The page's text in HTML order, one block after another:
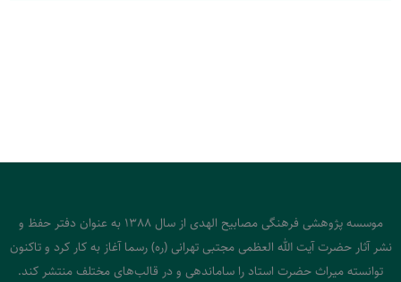
موسسه پژوهشی فرهنگی مصابیح الهدی از سال 1388 به عنوان دفتر حفظ و
نشر آثار حضرت آیت الله العظمی مجتبی تهرانی (ره) رسما آغاز به کار کرد و تاکنون
توانسته میراث حضرت استاد را ساماندهی و در قالب‌های مختلف منتشر کند.